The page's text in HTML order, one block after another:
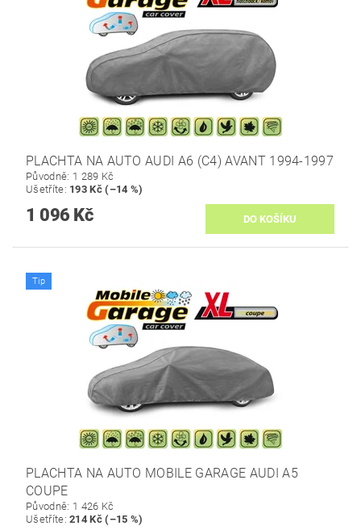
PLACHTA NA AUTO AUDI A6 (C4) AVANT 1994-1997
Původně: 1 289 Kč
Ušetříte: 193 Kč (–14 %)
1 096 Kč
Tip
PLACHTA NA AUTO MOBILE GARAGE AUDI A5
COUPE
Původně: 1 426 Kč
Ušetříte:214 Kč (–15 %)